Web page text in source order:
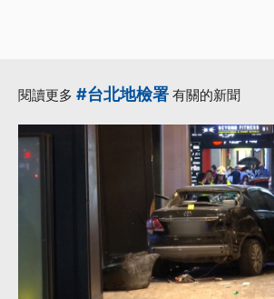
閱讀更多 #台北地檢署 有關的新聞